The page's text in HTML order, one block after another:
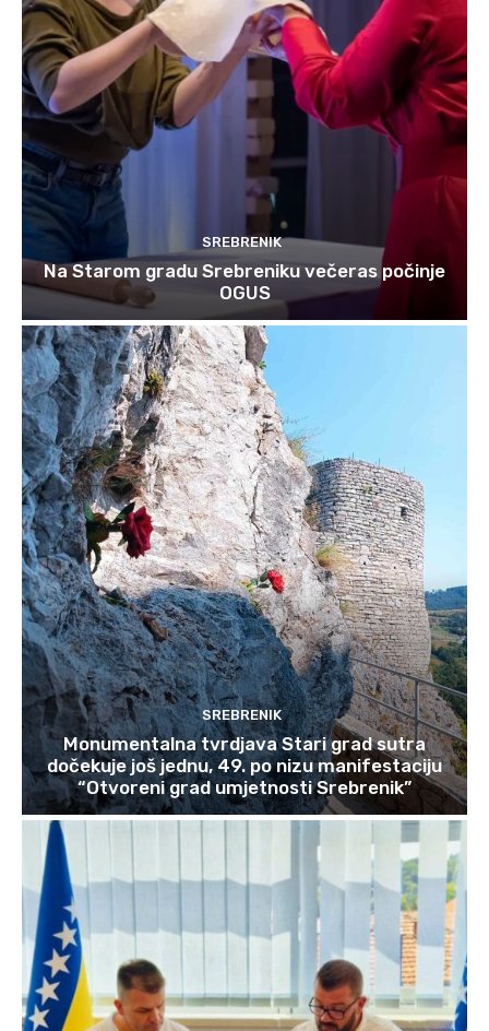
SREBRENIK
Na Starom gradu Srebreniku večeras počinje
OGUS
SREBRENIK
Monumentalna tvrdjava Stari grad sutra
dočekuje još jednu, 49. po nizu manifestaciju
“Otvoreni grad umjetnosti Srebrenik”